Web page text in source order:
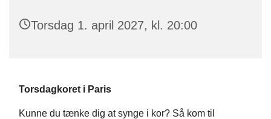
Torsdag 1. april 2027, kl. 20:00
Torsdagkoret i Paris
Kunne du tænke dig at synge i kor? Så kom til